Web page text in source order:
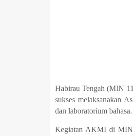
Habirau Tengah (MIN
sukses melaksanakan
dan laboratorium bahasa.
Kegiatan AKMI di MIN